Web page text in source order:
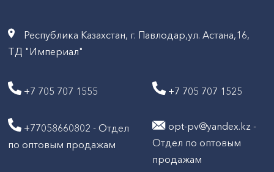
Республика Казахстан, г. Павлодар,ул. Астана,16,
ТД "Империал"
+7 705 707 1555 +7 705 707 1525
+77058660802 - Отдел
по оптовым продажам
opt-pv@yandex.kz -
Отдел по оптовым
продажам